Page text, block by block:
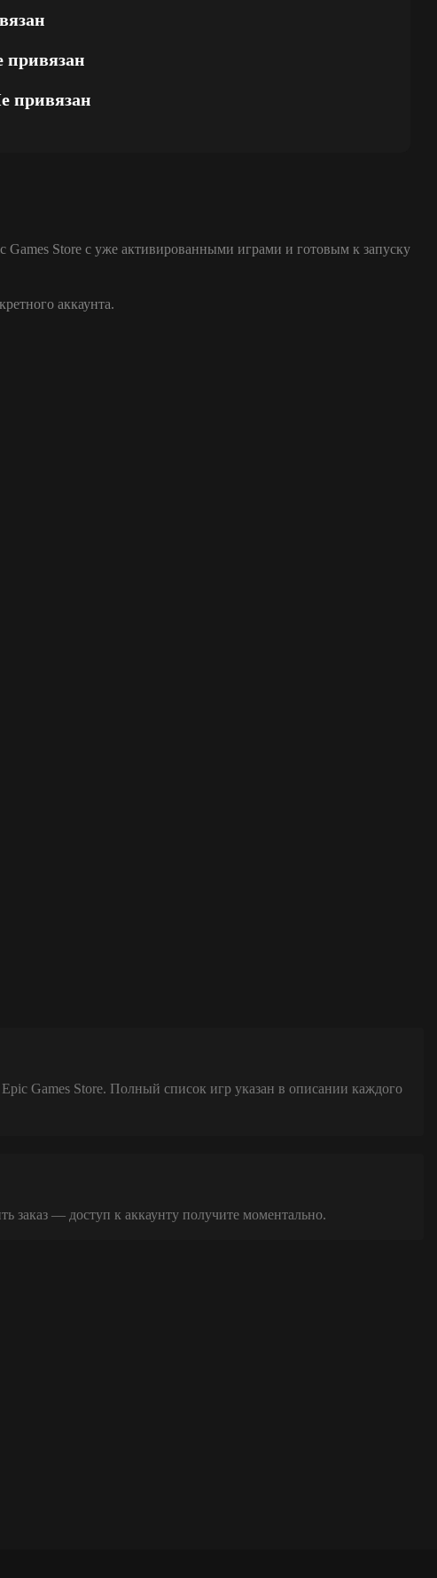
привязан
привязан
Games Store с уже активированными играми и готовым к запуску
аккаунта.
Games Store. Полный список игр указан в описании каждого
заказ — доступ к аккаунту получите моментально.